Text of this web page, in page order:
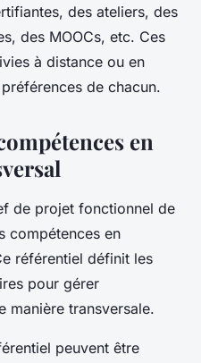
des ateliers, des
des MOOCs, etc. Ces
à distance ou en
de chacun.
en
de projet fonctionnel de
compétences en
référentiel définit les
pour gérer
manière transversale.
peuvent être